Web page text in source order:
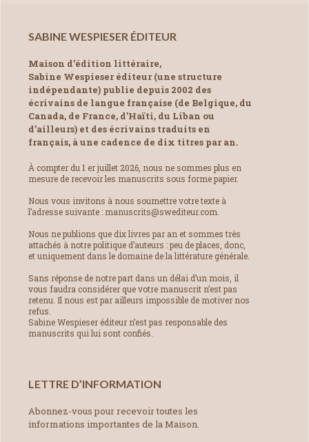
SABINE WESPIESER ÉDITEUR
Maison d’édition littéraire,
Sabine Wespieser éditeur (une structure
indépendante) publie depuis 2002 des
écrivains de langue française (de Belgique, du
Canada, de France, d’Haïti, du Liban ou
d’ailleurs) et des écrivains traduits en
français, à une cadence de dix titres par an.
À compter du 1 er juillet 2026, nous ne sommes plus en
mesure de recevoir les manuscrits sous forme papier.
Nous vous invitons à nous soumettre votre texte à
l’adresse suivante : manuscrits@swediteur.com.
Nous ne publions que dix livres par an et sommes très
attachés à notre politique d’auteurs : peu de places, donc,
et uniquement dans le domaine de la littérature générale.
Sans réponse de notre part dans un délai d’un mois, il
vous faudra considérer que votre manuscrit n’est pas
retenu. Il nous est par ailleurs impossible de motiver nos
refus.
Sabine Wespieser éditeur n’est pas responsable des
manuscrits qui lui sont confiés.
LETTRE D’INFORMATION
Abonnez-vous pour recevoir toutes les
informations importantes de la Maison.